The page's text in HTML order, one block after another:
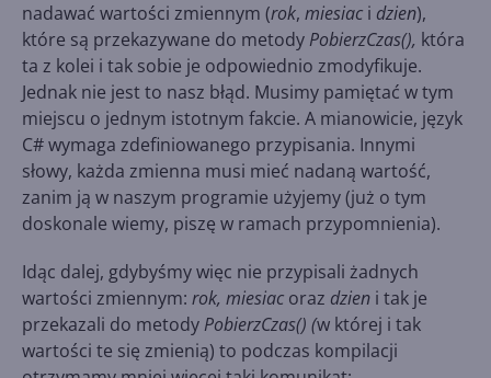
nadawać wartości zmiennym (rok, miesiac i dzien),
które są przekazywane do metody PobierzCzas(), która
ta z kolei i tak sobie je odpowiednio zmodyfikuje.
Jednak nie jest to nasz błąd. Musimy pamiętać w tym
miejscu o jednym istotnym fakcie. A mianowicie, język
C# wymaga zdefiniowanego przypisania. Innymi
słowy, każda zmienna musi mieć nadaną wartość,
zanim ją w naszym programie użyjemy (już o tym
doskonale wiemy, piszę w ramach przypomnienia).
Idąc dalej, gdybyśmy więc nie przypisali żadnych
wartości zmiennym: rok, miesiac oraz dzien i tak je
przekazali do metody PobierzCzas() (w której i tak
wartości te się zmienią) to podczas kompilacji